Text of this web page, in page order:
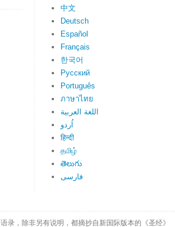
中文
Deutsch
Español
Français
한국어
Русский
Português
ภาษาไทย
اللغة العربية
اُردو
हिन्दी
தமிழ்
తెలుగు
فارسی
录，除非另有说明，都摘抄自新国际版本的《圣经》